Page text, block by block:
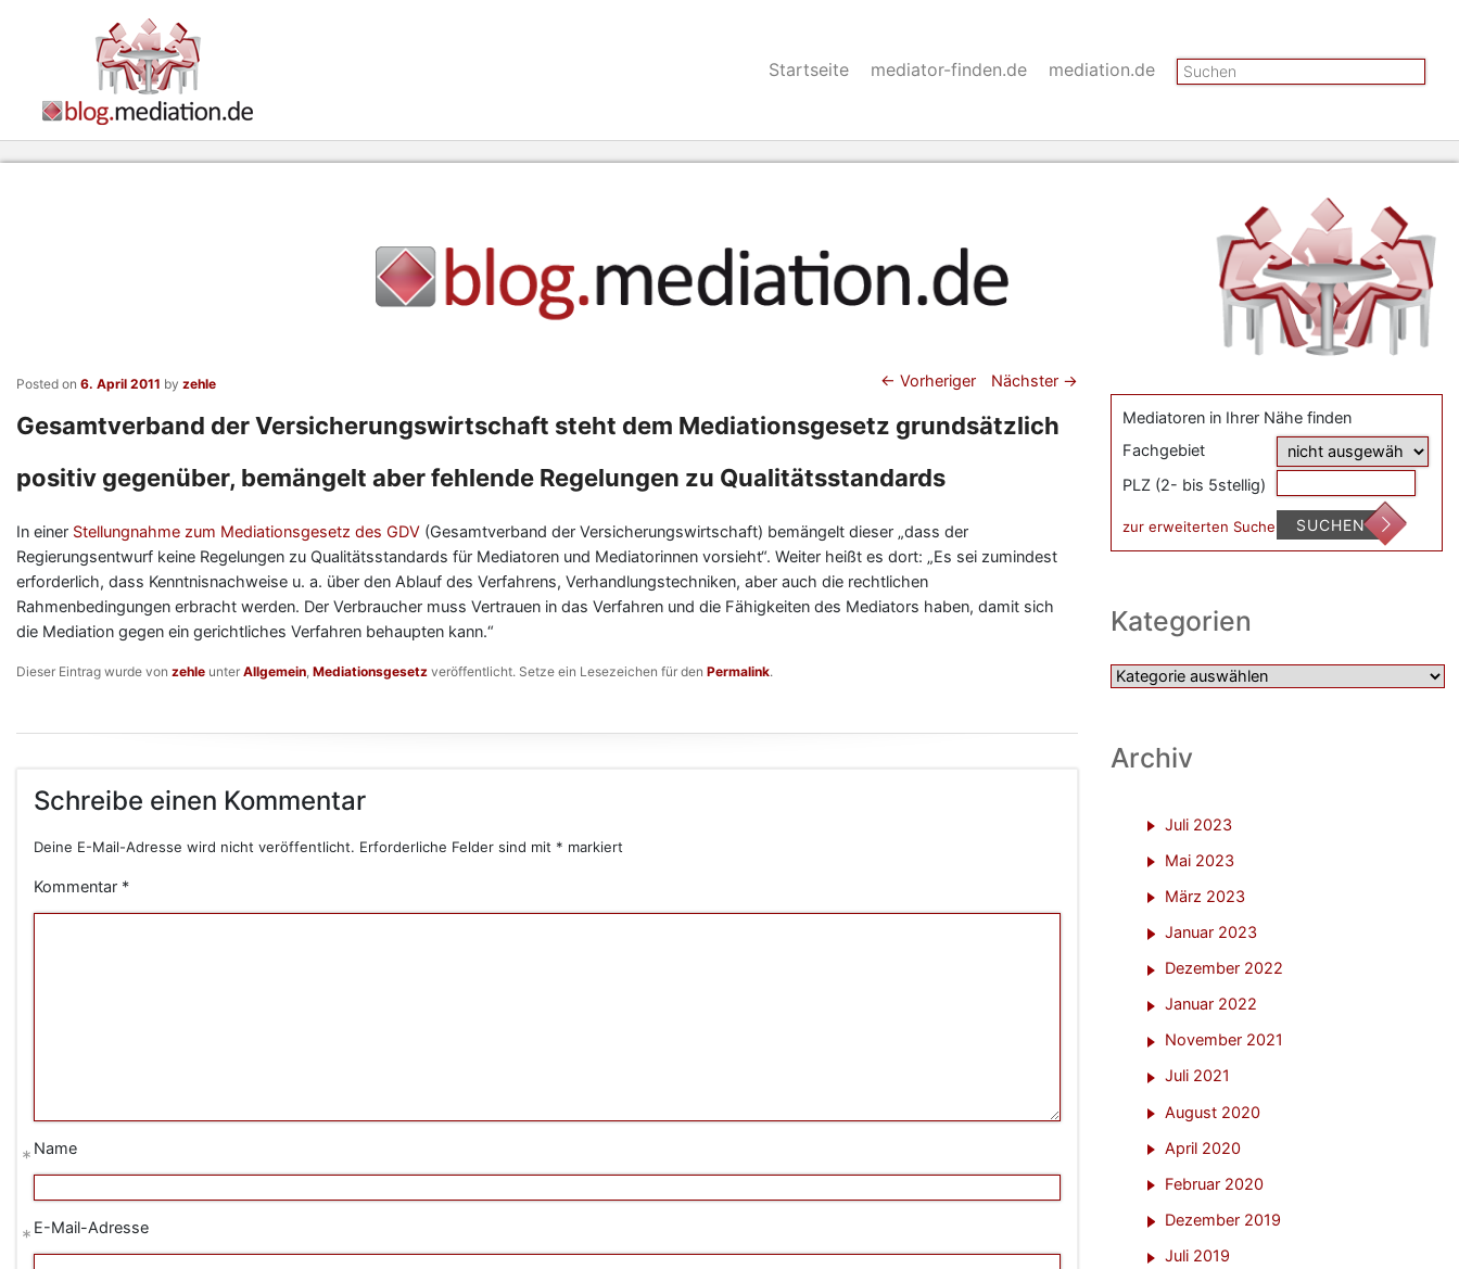
Startseite mediator-finden.de mediation.de Suchen
Beitragsnavigation
← Vorheriger Nächster →
Gesamtverband der Versicherungswirtschaft steht dem Mediationsgesetz grundsätzlich
positiv gegenüber, bemängelt aber fehlende Regelungen zu Qualitätsstandards
Posted on 6. April 2011 by zehle
In einer Stellungnahme zum Mediationsgesetz des GDV (Gesamtverband der Versicherungswirtschaft) bemängelt dieser „dass der
Regierungsentwurf keine Regelungen zu Qualitätsstandards für Mediatoren und Mediatorinnen vorsieht“. Weiter heißt es dort: „Es sei zumindest
erforderlich, dass Kenntnisnachweise u. a. über den Ablauf des Verfahrens, Verhandlungstechniken, aber auch die rechtlichen
Rahmenbedingungen erbracht werden. Der Verbraucher muss Vertrauen in das Verfahren und die Fähigkeiten des Mediators haben, damit sich
die Mediation gegen ein gerichtliches Verfahren behaupten kann.“
Dieser Eintrag wurde von zehle unter Allgemein Mediationsgesetz veröffentlicht. Setze ein Lesezeichen für den Permalink.
Schreibe einen Kommentar
Deine E-Mail-Adresse wird nicht veröffentlicht. Erforderliche Felder sind mit * markiert
Kommentar *
Name
*
E-Mail-Adresse
*
Mediatoren in Ihrer Nähe finden
Fachgebiet
PLZ (2- bis 5stellig)
zur erweiterten Suche SUCHEN
Kategorien
Kategorien
Archiv
Juli 2023
Mai 2023
März 2023
Januar 2023
Dezember 2022
Januar 2022
November 2021
Juli 2021
August 2020
April 2020
Februar 2020
Dezember 2019
Juli 2019